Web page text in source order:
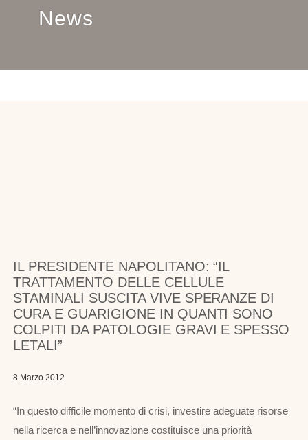
News
IL PRESIDENTE NAPOLITANO: “IL
TRATTAMENTO DELLE CELLULE
STAMINALI SUSCITA VIVE SPERANZE DI
CURA E GUARIGIONE IN QUANTI SONO
COLPITI DA PATOLOGIE GRAVI E SPESSO
LETALI”
8 Marzo 2012
“In questo difficile momento di crisi, investire adeguate risorse
nella ricerca e nell’innovazione costituisce una priorità